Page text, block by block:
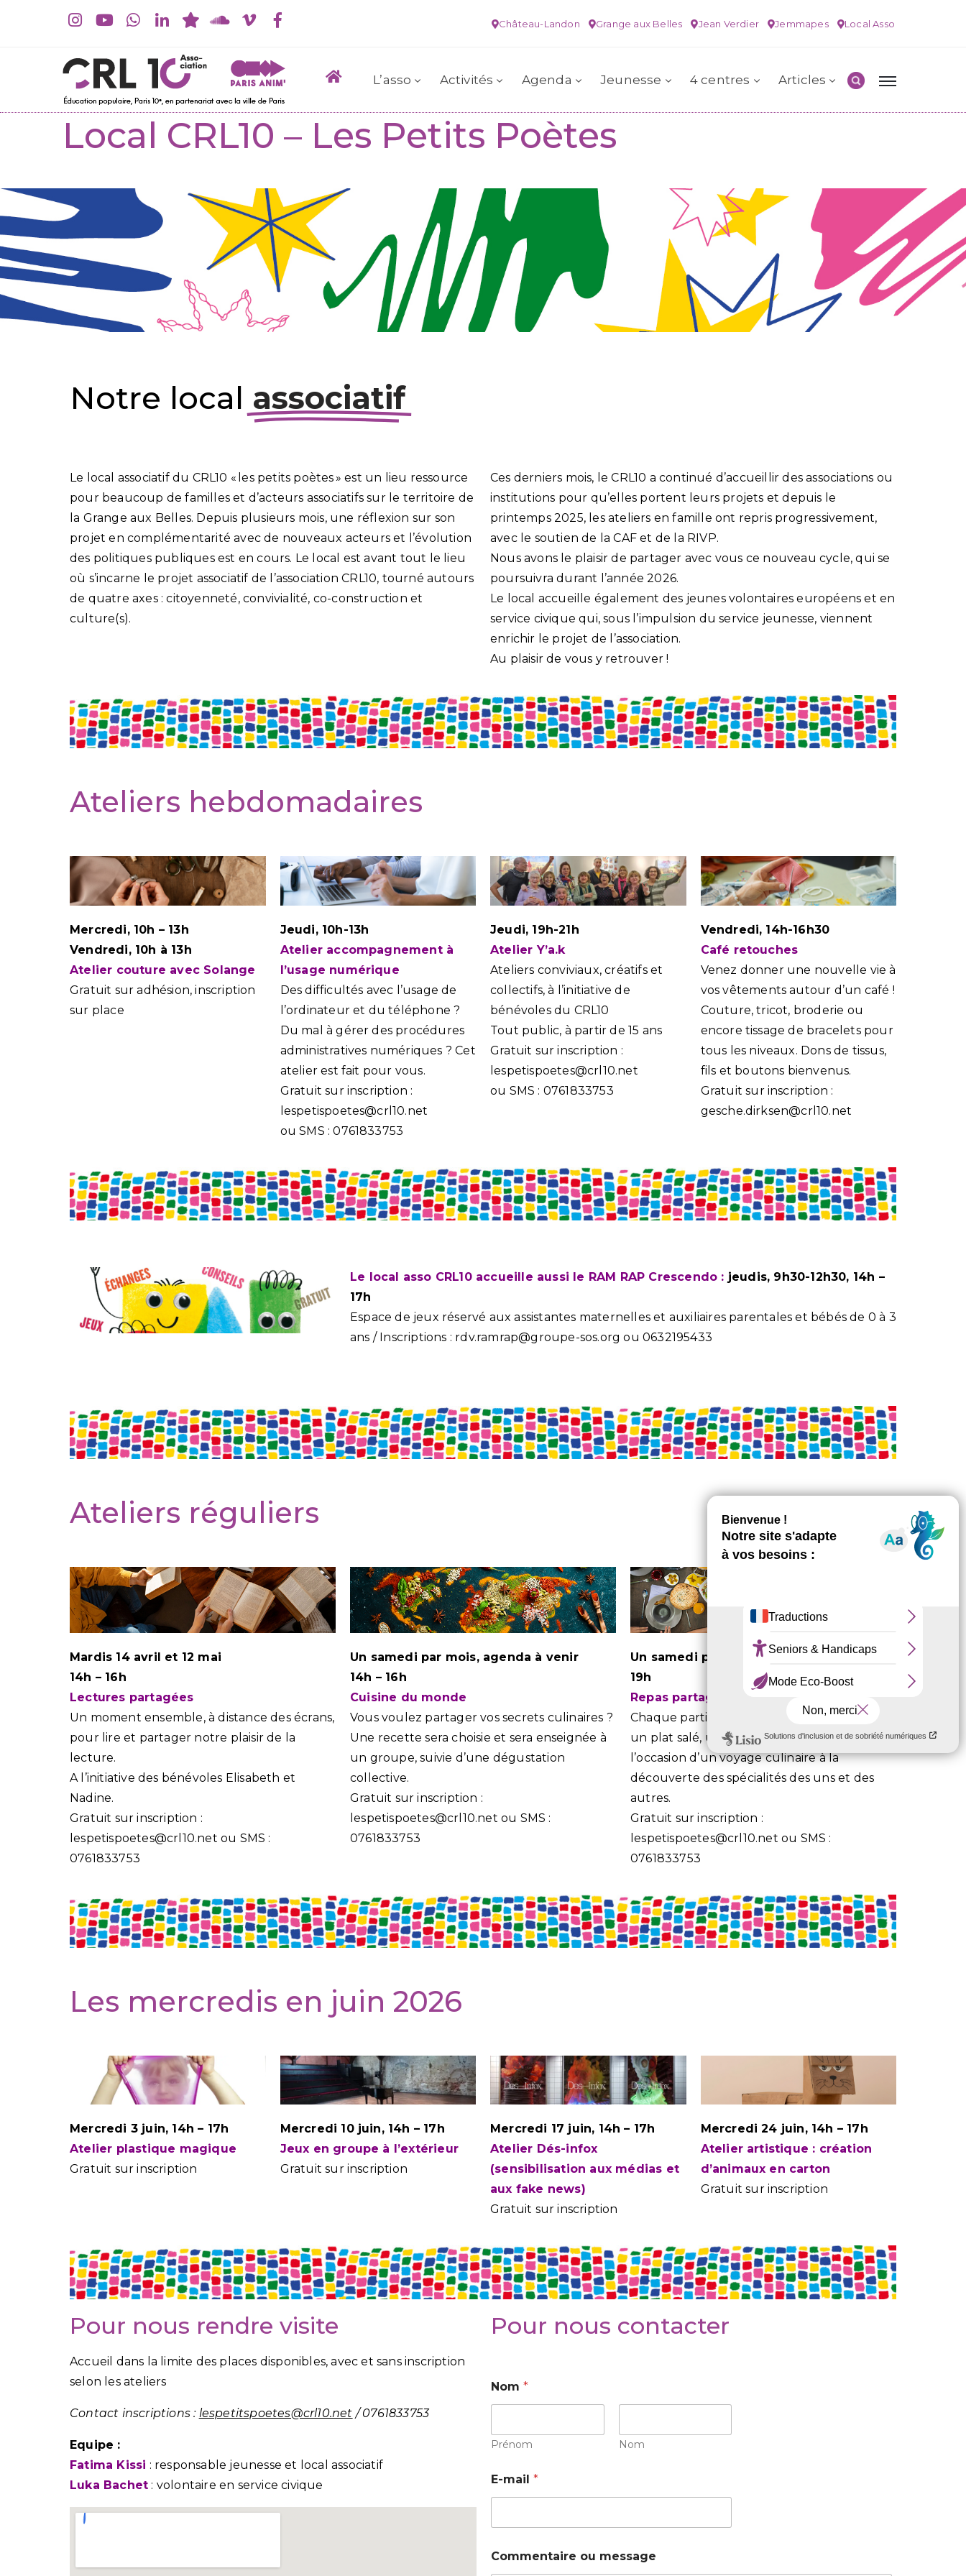
Château-Landon Grange aux Belles Jean Verdier Jemmapes Local Asso
L’asso Activités Agenda Jeunesse 4 centres Articles
Local CRL10 – Les Petits Poètes
Notre local associatif
Le local associatif du CRL10 « les petits poètes » est un lieu ressource
pour beaucoup de familles et d’acteurs associatifs sur le territoire de
la Grange aux Belles. Depuis plusieurs mois, une réflexion sur son
projet en complémentarité avec de nouveaux acteurs et l’évolution
des politiques publiques est en cours. Le local est avant tout le lieu
où s’incarne le projet associatif de l’association CRL10, tourné autours
de quatre axes : citoyenneté, convivialité, co-construction et
culture(s).
Ces derniers mois, le CRL10 a continué d’accueillir des associations ou
institutions pour qu’elles portent leurs projets et depuis le
printemps 2025, les ateliers en famille ont repris progressivement,
avec le soutien de la CAF et de la RIVP.
Nous avons le plaisir de partager avec vous ce nouveau cycle, qui se
poursuivra durant l’année 2026.
Le local accueille également des jeunes volontaires européens et en
service civique qui, sous l’impulsion du service jeunesse, viennent
enrichir le projet de l’association.
Au plaisir de vous y retrouver !
Ateliers hebdomadaires
Mercredi, 10h – 13h
Vendredi, 10h à 13h
Atelier couture avec Solange
Gratuit sur adhésion, inscription
sur place
Jeudi, 10h-13h
Atelier accompagnement à
l’usage numérique
Des difficultés avec l’usage de
l’ordinateur et du téléphone ?
Du mal à gérer des procédures
administratives numériques ? Cet
atelier est fait pour vous.
Gratuit sur inscription :
lespetispoetes@crl10.net
ou SMS : 0761833753
Jeudi, 19h-21h
Atelier Y’a.k
Ateliers conviviaux, créatifs et
collectifs, à l’initiative de
bénévoles du CRL10
Tout public, à partir de 15 ans
Gratuit sur inscription :
lespetispoetes@crl10.net
ou SMS : 0761833753
Vendredi, 14h-16h30
Café retouches
Venez donner une nouvelle vie à
vos vêtements autour d’un café !
Couture, tricot, broderie ou
encore tissage de bracelets pour
tous les niveaux. Dons de tissus,
fils et boutons bienvenus.
Gratuit sur inscription :
gesche.dirksen@crl10.net
Le local asso CRL10 accueille aussi le RAM RAP Crescendo : jeudis, 9h30-12h30, 14h –
17h
Espace de jeux réservé aux assistantes maternelles et auxiliaires parentales et bébés de 0 à 3
ans / Inscriptions : rdv.ramrap@groupe-sos.org ou 0632195433
Ateliers réguliers
Mardis 14 avril et 12 mai
14h – 16h
Lectures partagées
Un moment ensemble, à distance des écrans,
pour lire et partager notre plaisir de la
lecture.
A l’initiative des bénévoles Elisabeth et
Nadine.
Gratuit sur inscription :
lespetispoetes@crl10.net ou SMS :
0761833753
Un samedi par mois, agenda à venir
14h – 16h
Cuisine du monde
Vous voulez partager vos secrets culinaires ?
Une recette sera choisie et sera enseignée à
un groupe, suivie d’une dégustation
collective.
Gratuit sur inscription :
lespetispoetes@crl10.net ou SMS :
0761833753
Un samedi par mois, agenda à venir
19h
Repas partagé
Chaque participant·e apporte une entrée,
un plat salé, un fromage ou un dessert,
l’occasion d’un voyage culinaire à la
découverte des spécialités des uns et des
autres.
Gratuit sur inscription :
lespetispoetes@crl10.net ou SMS :
0761833753
Les mercredis en juin 2026
Mercredi 3 juin, 14h – 17h
Atelier plastique magique
Gratuit sur inscription
Mercredi 10 juin, 14h – 17h
Jeux en groupe à l’extérieur
Gratuit sur inscription
Mercredi 17 juin, 14h – 17h
Atelier Dés-infox
(sensibilisation aux médias et
aux fake news)
Gratuit sur inscription
Mercredi 24 juin, 14h – 17h
Atelier artistique : création
d’animaux en carton
Gratuit sur inscription
Pour nous rendre visite
Accueil dans la limite des places disponibles, avec et sans inscription
selon les ateliers
Contact inscriptions : lespetitspoetes@crl10.net / 0761833753
Equipe :
Fatima Kissi : responsable jeunesse et local associatif
Luka Bachet : volontaire en service civique
Pour nous contacter
Nom*
Prénom Nom
E-mail*
Commentaire ou message